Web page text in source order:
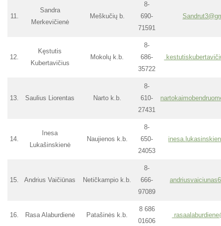
11.
Sandra
Merkevičienė
Meškučių b.
8-
690-
71591
12.
Kęstutis
Kubertavičius
Mokolų k.b.
8-
686-
35722
13. Saulius Liorentas Narto k.b.
8-
610-
27431
14.
Inesa
Lukašinskienė
Naujienos k.b.
8-
650-
24053
15. Andrius Vaičiūnas Netičkampio k.b.
8-
666-
97089
16. Rasa Alaburdienė Patašinės k.b.
8 686
01606